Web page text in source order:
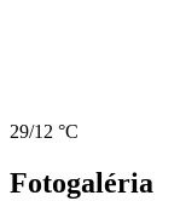
29/12 °C
Fotogaléria